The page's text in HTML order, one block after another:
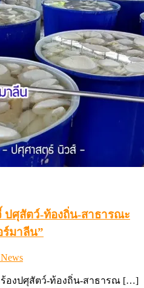
ปศุสัตว์-ท้องถิ่น-สาธารณะ
ร์มาลีน”
News
ร้องปศุสัตว์-ท้องถิ่น-สาธารณ […]